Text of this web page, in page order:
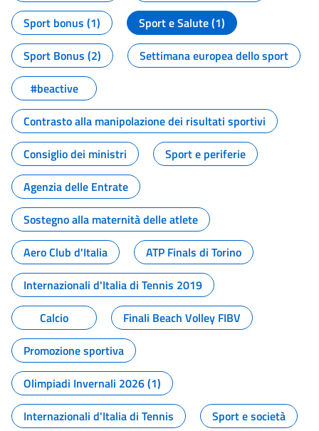
Sport bonus (1)
Sport e Salute (1)
Sport Bonus (2)
Settimana europea dello sport
#beactive
Contrasto alla manipolazione dei risultati sportivi
Consiglio dei ministri
Sport e periferie
Agenzia delle Entrate
Sostegno alla maternità delle atlete
Aero Club d'Italia
ATP Finals di Torino
Internazionali d'Italia di Tennis 2019
Calcio
Finali Beach Volley FIBV
Promozione sportiva
Olimpiadi Invernali 2026 (1)
Internazionali d'Italia di Tennis
Sport e società